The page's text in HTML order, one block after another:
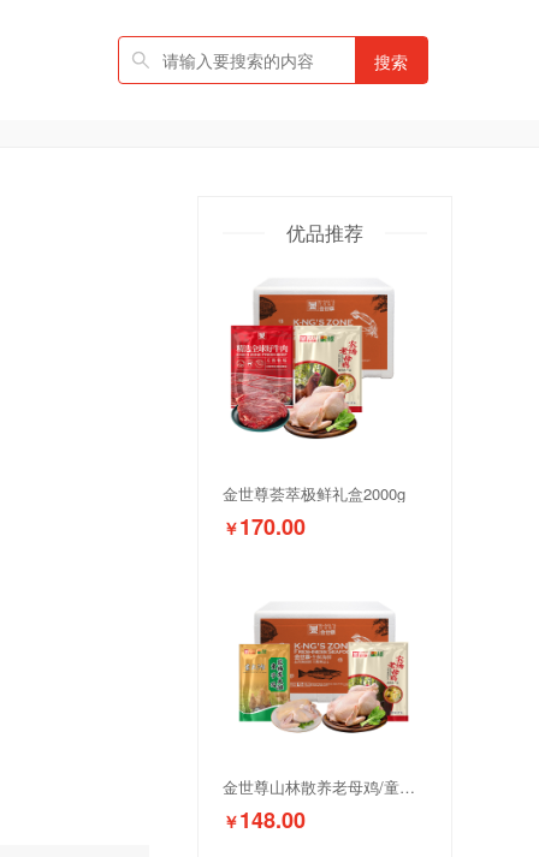
搜索
优品推荐
金世尊荟萃极鲜礼盒2000g
￥170.00
金世尊山林散养老母鸡/童子鸡组合
￥148.00